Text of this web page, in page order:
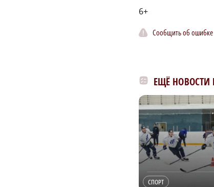
6+
Сообщить об ошибке
ЕЩЁ НОВОСТИ
СПОРТ